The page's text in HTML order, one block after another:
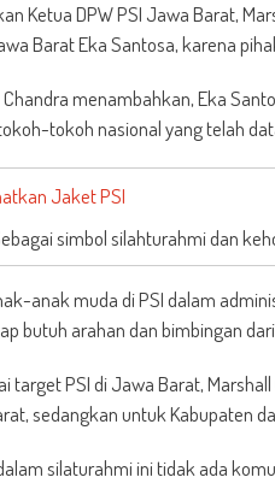
Ketua DPW PSI Jawa Barat,
Barat Eka Santosa, karena
menambahkan, Eka
tokoh nasional yang telah
simbol silahturahmi dan
anak muda di PSI dalam
butuh arahan dan bimbingan
target PSI di Jawa Barat,
sedangkan untuk Kabupaten
silaturahmi ini tidak ada